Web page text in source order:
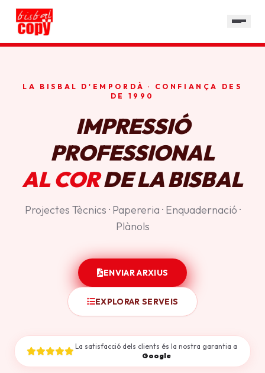
HORARI
LA BISBAL D'EMPORDÀ · CONFIANÇA DES
DE 1990
IMPRESSIÓ
PROFESSIONAL
AL CORDE LA BISBAL
Projectes Tècnics · Papereria · Enquadernació ·
Plànols
ENVIAR ARXIUS
EXPLORAR SERVEIS
La satisfacció dels clients és la nostra garantia a
Google